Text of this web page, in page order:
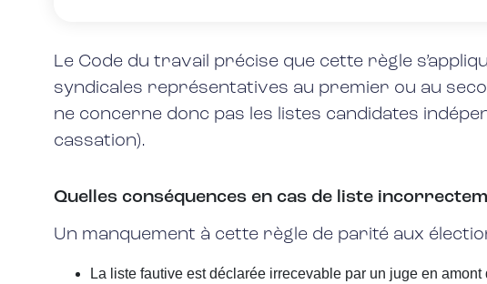
Le Code du travail précise que cette règle
syndicales représentatives au premier ou au
ne concerne donc pas les listes candidates
cassation).
Quelles conséquences en cas de liste
Un manquement à cette règle de parité aux
La liste fautive est déclarée irrecevable par un juge en